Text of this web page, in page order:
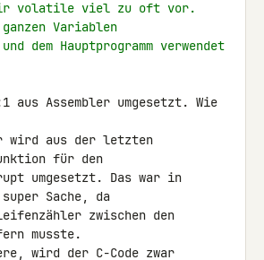
mir volatile viel zu oft vor.
Variablen
dem Hauptprogramm verwendet
aus Assembler umgesetzt. Wie
wird aus der letzten
für den
umgesetzt. Das war in
Sache, da
zwischen den
musste.
wird der C-Code zwar